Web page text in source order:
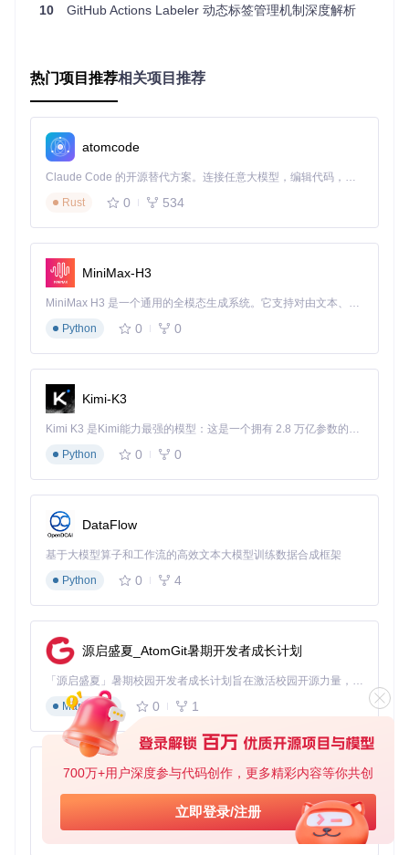
700万+用户深度参与代码创作，更多精彩内容等你共创
立即登录/注册
下，使用Python环境下的标准方式启动项目可能是这样的：
这假设您已经安装了项目依赖并处在项目根目录下。对于开发
者，可能还需要通过IDE来调试或是修改后再执行。
3. 项目的配置文件介绍
尽管该仓库中并未明确提及一个单独的“配置文件”，配置通常
应的初始化文件中查找设置选项。理想情况下，引入外部配置
文件会使项目更加灵活，但在没有预先定义的情况下，需直接
查阅源码或通过环境变量来进行定制化设置。
若项目后续更新加入配置文件（如
式），则应遵循该配置文件的语法和注释来调整项目的行为和
参数。
请注意，以上内容基于对开源项目的一般性理解构建，具体细
节可能会随项目实际更新而变化。务必参考最新版的GitHub仓
库说明和源代码来获得最准确的信息。
point_labeler
https://gitcode.com/gh_mirrors/po/point_labeler
10 GitHub Actions Labeler 动态标签管理机制深度解析
热门项目推荐相关项目推荐
atomcode
Claude Code 的开源替代方案。连接任意大模型，编辑代码，运行命令，自动验证 — 全自动执行。用 Rust 构建，极致性能。 ｜ An open-source alternative to Claude Code. Connect any LLM, edit code, run commands, and verify changes — autonomously. Built in Rust for speed. Get Started
Rust
0 534
MiniMax-H3
MiniMax H3 是一个通用的全模态生成系统。它支持对由文本、图像、视频和音频组成的多模态上下文进行统一理解，并能生成分辨率高达 2K、时长可达 15 秒的带原生立体声音频的视频。得益于面向任务泛化的系统设计，H3 在预训练阶段就已具备广泛的多模态上下文理解与生成能力，能够出色地执行复杂的多模态指令。
Python
0 0
Kimi-K3
Kimi K3 是Kimi能力最强的模型：这是一个拥有 2.8 万亿参数的混合专家（MoE）模型，具备原生视觉理解能力，并支持 100 万 token 的上下文窗口。
Python
0 0
DataFlow
基于大模型算子和工作流的高效文本大模型训练数据合成框架
Python
0 4
源启盛夏_AtomGit暑期开发者成长计划
「源启盛夏」暑期校园开发者成长计划旨在激活校园开源力量，通过积分激励、认证扶持、资源倾斜等形式，引导高校组织和开发者完成「入驻 — 建项目 — 做贡献 — 获认证 — 得资源」的完整闭环。无论你是想带领社团入驻平台的组织者，还是希望用代码贡献证明自己的开发者，都能在这里找到属于你的成长路径。
Markdown
0 1
py-xiaozhi
基于Python的Xiaozhi AI，适用于想要完整Xiaozhi体验而无需拥有专用硬件的用户。
Python
0 1